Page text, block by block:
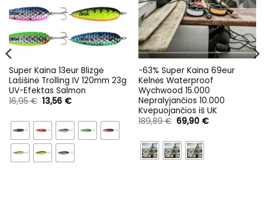
Super Kaina 13eur Blizgė
Lašišinė Trolling IV 120mm 23g
UV-Efektas Salmon
16,95€ Original
price
16,95 €.
13,56 €Current
13,56 €.
-63% Super Kaina 69eur
Kelnės Waterproof
Wychwood 15.000
Nepralyjančios 10.000
Kvepuojančios iš UK
189,89€ Original
price
189,89 €.
69,90 €Current